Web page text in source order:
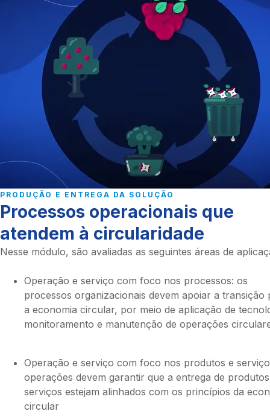
PRODUÇÃO E ENTREGA DA SOLUÇÃO
Processos operacionais que
atendem à circularidade
Nesse módulo, são avaliadas as seguintes áreas de
Operação e serviço com foco nos processos: os
processos organizacionais devem apoiar a transição
a economia circular, por meio de aplicação de
monitoramento e manutenção de operações
Operação e serviço com foco nos produtos e
operações devem garantir que a entrega de
serviços estejam alinhados com os princípios da
circular